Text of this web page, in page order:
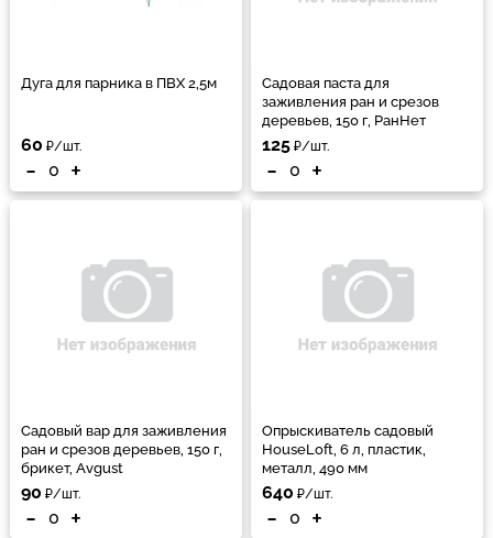
Дуга для парника в ПВХ 2,5м
60 ₽/шт.
- +
Садовая паста для
заживления ран и срезов
деревьев, 150 г, РанНет
125 ₽/шт.
- +
Садовый вар для заживления
ран и срезов деревьев, 150 г,
брикет, Avgust
90 ₽/шт.
- +
Опрыскиватель садовый
HouseLoft, 6 л, пластик,
металл, 490 мм
640 ₽/шт.
- +